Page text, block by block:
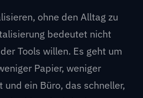
ohne den Alltag zu
bedeutet nicht
Tools willen. Es geht um
Papier, weniger
ein Büro, das schneller,